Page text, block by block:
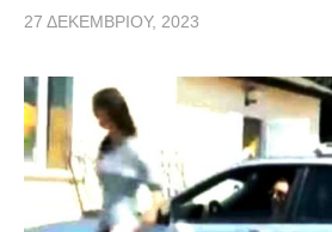
27 ΔΕΚΕΜΒΡΊΟΥ, 2023